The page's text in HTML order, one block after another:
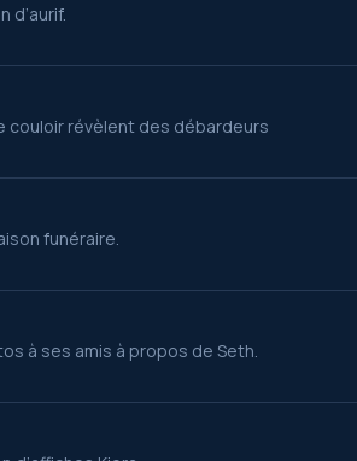
d’aurif.
couloir révèlent des débardeurs
funéraire.
à ses amis à propos de Seth.